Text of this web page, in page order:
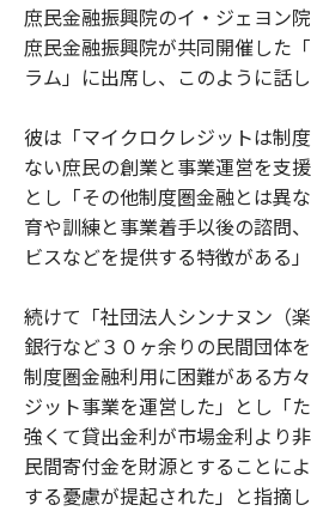
庶民金融振興院のイ・ジェヨン
庶民金融振興院が共同開催した
ラム」に出席し、このように話し
彼は「マイクロクレジットは制
ない庶民の創業と事業運営を支
とし「その他制度圏金融とは異
育や訓練と事業着手以後の諮問
ビスなどを提供する特徴がある」
続けて「社団法人シンナヌン（
銀行など３０ヶ余りの民間団体
制度圏金融利用に困難がある方
ジット事業を運営した」とし「
強くて貸出金利が市場金利より
民間寄付金を財源とすることに
する憂慮が提起された」と指摘し